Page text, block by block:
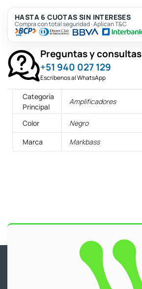
HASTA 6 CUOTAS SIN INTERESES
Compra con total seguridad · Aplican T&C
Preguntas y consultas
+51 940 027 129
Escríbenos al WhatsApp
Categoría
Principal
Amplificadores
Color
Negro
Marca
Markbass